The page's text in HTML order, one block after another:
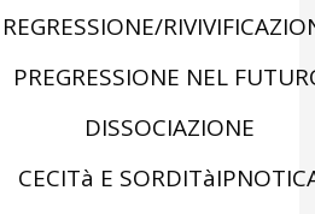
REGRESSIONE/
PREGRESSIONE NEL
DISSOCIAZIONE
CECITà E